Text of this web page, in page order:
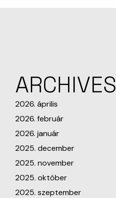
ARCHIVES
2026. április
2026. február
2026. január
2025. december
2025. november
2025. október
2025. szeptember